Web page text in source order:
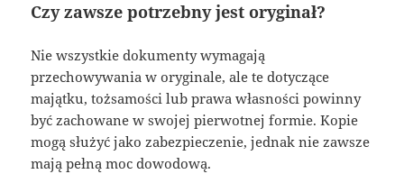
Czy zawsze potrzebny jest oryginał?
Nie wszystkie dokumenty wymagają
przechowywania w oryginale, ale te dotyczące
majątku, tożsamości lub prawa własności powinny
być zachowane w swojej pierwotnej formie. Kopie
mogą służyć jako zabezpieczenie, jednak nie zawsze
mają pełną moc dowodową.